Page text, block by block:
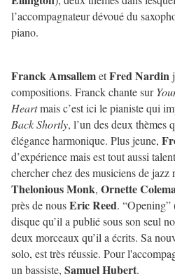
l’accompagnateur dévoué du
piano.
Franck AmsallemetFred Nardin
compositions. Franck chante sur
Heartmais c’est ici le pianiste qui
Back Shortly, l’un des deux thèmes
élégance harmonique. Plus jeune,
d’expérience mais est tout aussi
chercher chez des musiciens de jazz
Thelonious Monk, Ornette
près de nousEric Reed. “Opening”
disque qu’il a publié sous son seul
deux morceaux qu’il a écrits. Sa
solo, est très réussie. Pour
un bassiste, Samuel Hubert.